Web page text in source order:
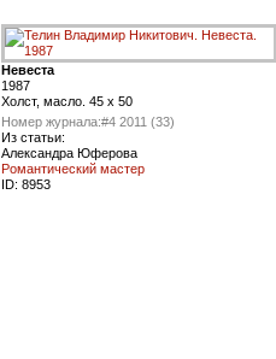
Невеста
1987
Холст, масло. 45 x 50
Номер журнала:#4 2011 (33)
Из статьи:
Александра Юферова
Романтический мастер
ID: 8953